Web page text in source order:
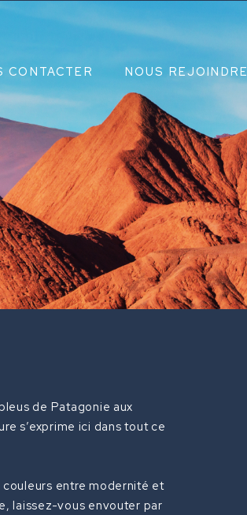
CONTACTER NOUS REJOINDRE
de Patagonie aux
s’exprime ici dans tout ce
couleurs entre modernité et
laissez-vous envouter par